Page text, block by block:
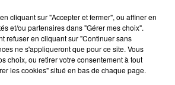
Voir plus
cliquant sur "Accepter et fermer", ou affiner en
et/ou partenaires dans "Gérer mes choix".
refuser en cliquant sur "Continuer sans
ne s'appliqueront que pour ce site. Vous
choix, ou retirer votre consentement à tout
les cookies" situé en bas de chaque page.